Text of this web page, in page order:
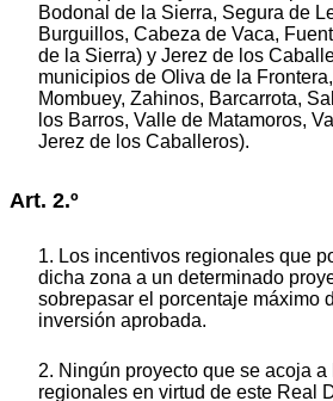
Bodonal de la Sierra, Segura de
Burguillos, Cabeza de Vaca,
de la Sierra) y Jerez de los
municipios de Oliva de la
Mombuey, Zahinos, Barcarrota,
los Barros, Valle de Matamoros,
Jerez de los Caballeros).
Art. 2.º
1. Los incentivos regionales que
dicha zona a un determinado
sobrepasar el porcentaje máximo
inversión aprobada.
2. Ningún proyecto que se acoja
regionales en virtud de este Real